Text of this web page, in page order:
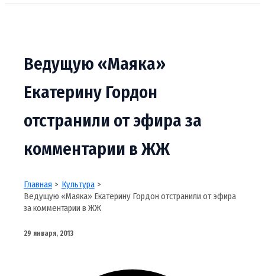
Ведущую «Маяка»
Екатерину Гордон
отстранили от эфира за
комментарии в ЖЖ
Главная
Культура
Ведущую «Маяка» Екатерину Гордон отстранили от эфира
за комментарии в ЖЖ
29 января, 2013